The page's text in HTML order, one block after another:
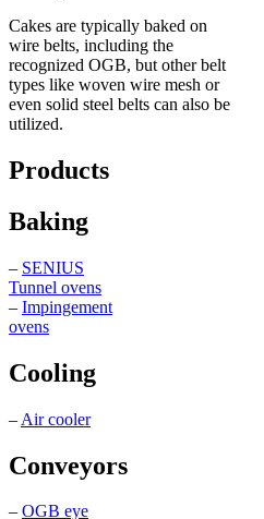
Cakes are typically baked on
wire belts, including the
recognized OGB, but other belt
types like woven wire mesh or
even solid steel belts can also be
utilized.
Products
Baking
– SENIUS
Tunnel ovens
– Impingement
ovens
Cooling
– Air cooler
Conveyors
– OGB eye